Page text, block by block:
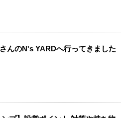
んのN's YARDへ行ってきました